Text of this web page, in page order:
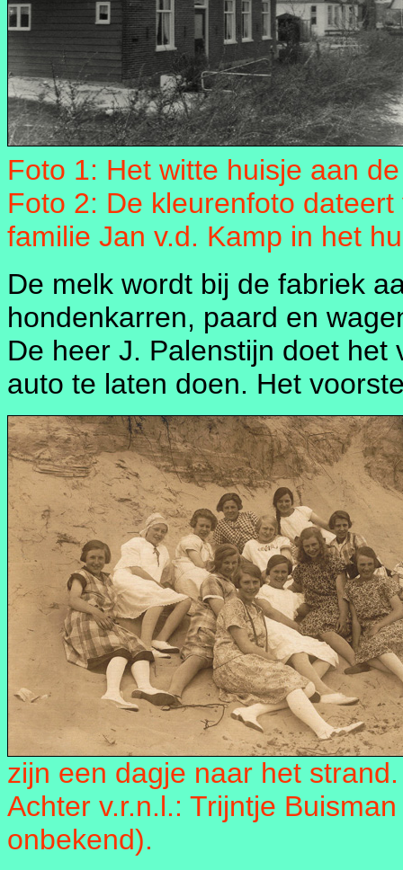
Foto 1: Het witte huisje aan
Foto 2: De kleurenfoto
familie Jan v.d. Kamp in het
De melk wordt bij de fabriek
hondenkarren, paard en
De heer J. Palenstijn doet
auto te laten doen. Het
zijn een dagje naar het strand.
Achter v.r.n.l.: Trijntje
onbekend).